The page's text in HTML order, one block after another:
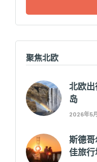
聚焦北欧
北欧
岛
2026年5
斯德
佳旅